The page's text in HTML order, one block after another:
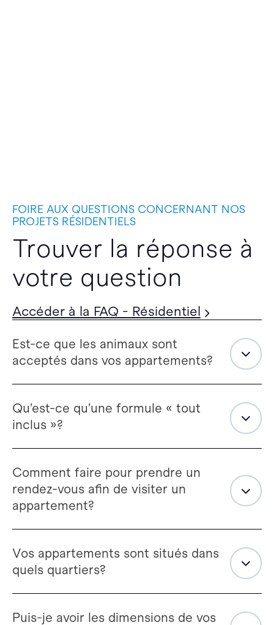
FOIRE AUX QUESTIONS CONCERNANT NOS
PROJETS RÉSIDENTIELS
Trouver la réponse à
votre question
Accéder à la FAQ - Résidentiel
Est-ce que les animaux sont
acceptés dans vos appartements?
Qu’est-ce qu’une formule « tout
inclus »?
Comment faire pour prendre un
rendez-vous afin de visiter un
appartement?
Vos appartements sont situés dans
quels quartiers?
Puis-je avoir les dimensions de vos